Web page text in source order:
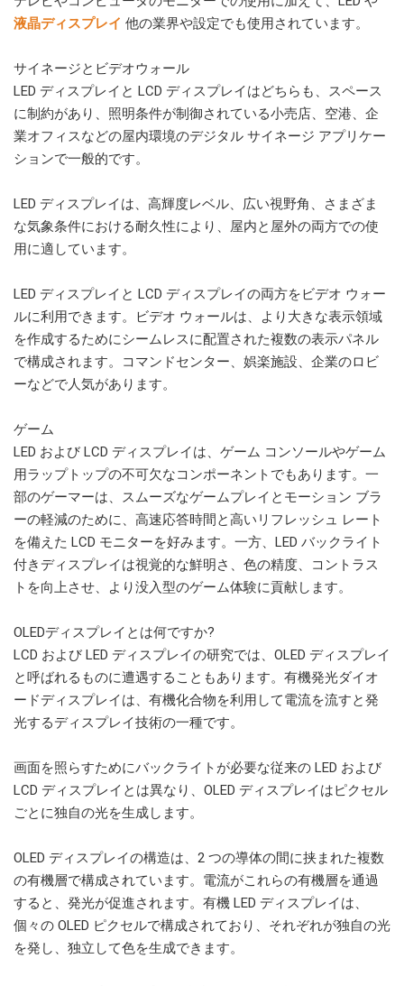
液晶ディスプレイ 他の業界や設定でも使用されています。
サイネージとビデオウォール
LED ディスプレイと LCD ディスプレイはどちらも、スペース
に制約があり、照明条件が制御されている小売店、空港、企
業オフィスなどの屋内環境のデジタル サイネージ アプリケー
ションで一般的です。
LED ディスプレイは、高輝度レベル、広い視野角、さまざま
な気象条件における耐久性により、屋内と屋外の両方での使
用に適しています。
LED ディスプレイと LCD ディスプレイの両方をビデオ ウォー
ルに利用できます。ビデオ ウォールは、より大きな表示領域
を作成するためにシームレスに配置された複数の表示パネル
で構成されます。コマンドセンター、娯楽施設、企業のロビ
ーなどで人気があります。
ゲーム
LED および LCD ディスプレイは、ゲーム コンソールやゲーム
用ラップトップの不可欠なコンポーネントでもあります。一
部のゲーマーは、スムーズなゲームプレイとモーション ブラ
ーの軽減のために、高速応答時間と高いリフレッシュ レート
を備えた LCD モニターを好みます。一方、LED バックライト
付きディスプレイは視覚的な鮮明さ、色の精度、コントラス
トを向上させ、より没入型のゲーム体験に貢献します。
OLEDディスプレイとは何ですか?
LCD および LED ディスプレイの研究では、OLED ディスプレイ
と呼ばれるものに遭遇することもあります。有機発光ダイオ
ードディスプレイは、有機化合物を利用して電流を流すと発
光するディスプレイ技術の一種です。
画面を照らすためにバックライトが必要な従来の LED および
LCD ディスプレイとは異なり、OLED ディスプレイはピクセル
ごとに独自の光を生成します。
OLED ディスプレイの構造は、2 つの導体の間に挟まれた複数
の有機層で構成されています。電流がこれらの有機層を通過
すると、発光が促進されます。有機 LED ディスプレイは、
個々の OLED ピクセルで構成されており、それぞれが独自の光
を発し、独立して色を生成できます。